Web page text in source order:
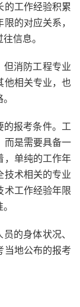
的工作经验积累
的对应关系，
信息。
但消防工程专业
他相关专业，也
的报考条件。工
而是需要具备一
，单纯的工作年
技术相关的专业
术工作经验年限
的身体状况、
当地公布的报考